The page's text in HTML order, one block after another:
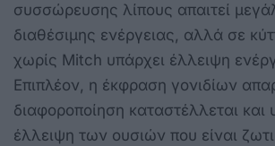
συσσώρευσης λίπους απαιτεί
διαθέσιμης ενέργειας, αλλά σε
χωρίς Mitch υπάρχει έλλειψη
Επιπλέον, η έκφραση γονιδίων
διαφοροποίηση καταστέλλεται και
έλλειψη των ουσιών που είναι